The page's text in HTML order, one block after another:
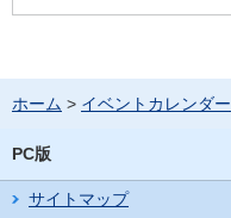
ホーム > イベントカレンダー
PC版
サイトマップ